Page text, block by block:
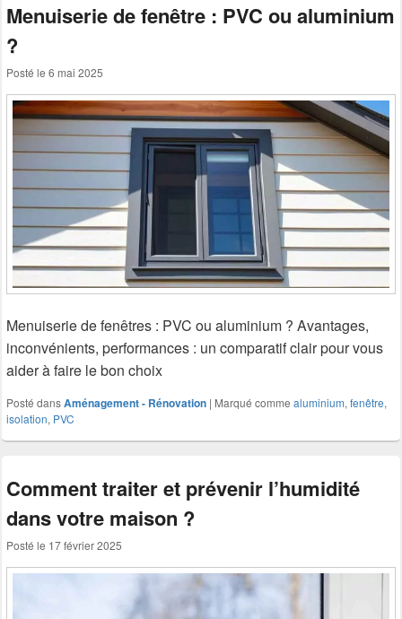
Menuiserie de fenêtre : PVC ou aluminium
?
Posté le 6 mai 2025
Menuiserie de fenêtres : PVC ou aluminium ? Avantages,
inconvénients, performances : un comparatif clair pour vous
aider à faire le bon choix
Posté dansAménagement - Rénovation | Marqué comme aluminium, fenêtre,
isolation, PVC
Comment traiter et prévenir l’humidité
dans votre maison ?
Posté le 17 février 2025